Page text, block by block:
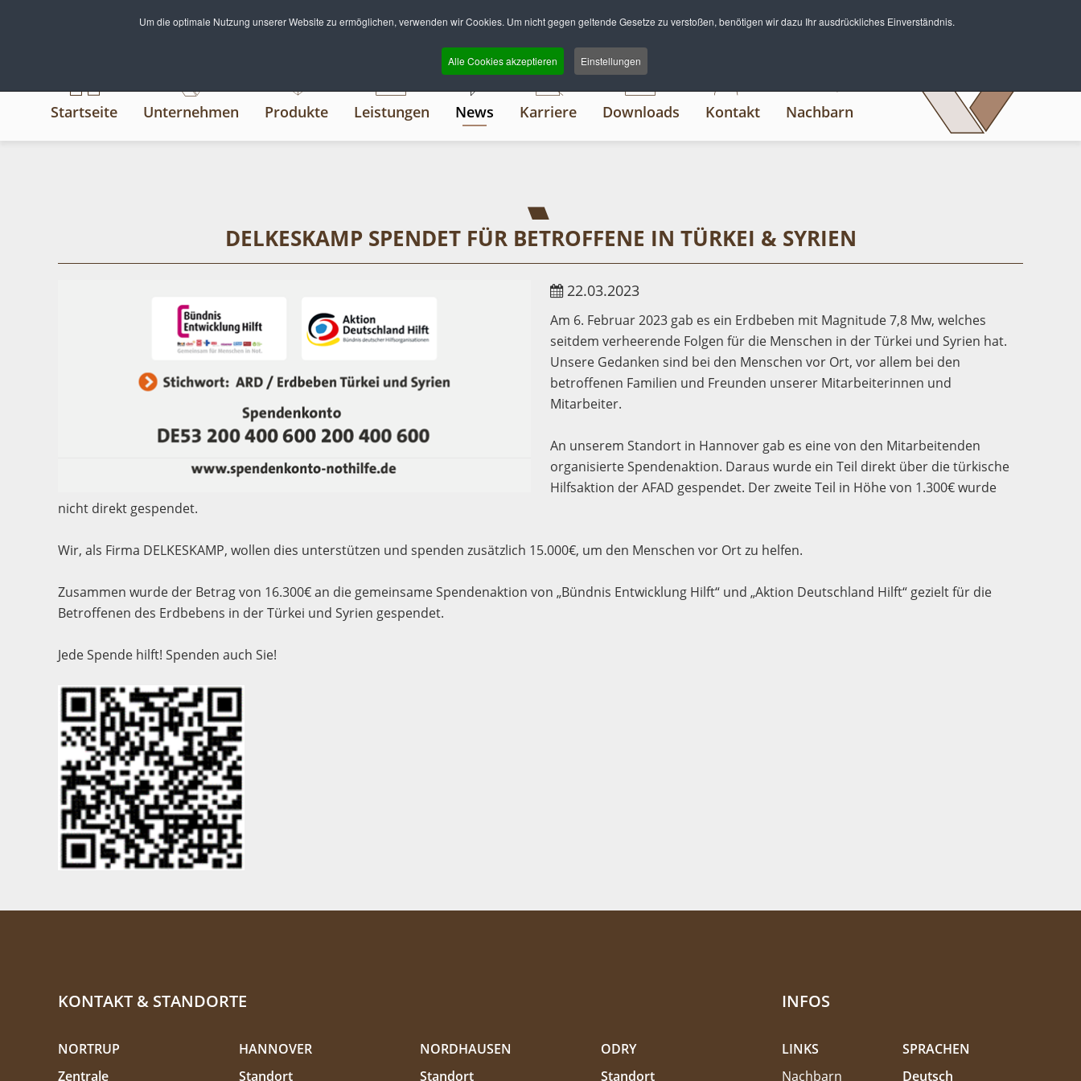
Um die optimale Nutzung unserer Website zu ermöglichen, verwenden wir Cookies. Um nicht gegen geltende Gesetze zu verstoßen, benötigen wir dazu Ihr ausdrückliches Einverständnis.
Alle Cookies akzeptieren Einstellungen
Deutsch English
Startseite Unternehmen Produkte Leistungen News Karriere Downloads Kontakt Nachbarn
DELKESKAMP SPENDET FÜR BETROFFENE IN TÜRKEI & SYRIEN
22.03.2023
Am 6. Februar 2023 gab es ein Erdbeben mit Magnitude 7,8 Mw, welches
seitdem verheerende Folgen für die Menschen in der Türkei und Syrien hat.
Unsere Gedanken sind bei den Menschen vor Ort, vor allem bei den
betroffenen Familien und Freunden unserer Mitarbeiterinnen und
Mitarbeiter.
An unserem Standort in Hannover gab es eine von den Mitarbeitenden
organisierte Spendenaktion. Daraus wurde ein Teil direkt über die türkische
Hilfsaktion der AFAD gespendet. Der zweite Teil in Höhe von 1.300€ wurde
nicht direkt gespendet.
Wir, als Firma DELKESKAMP, wollen dies unterstützen und spenden zusätzlich 15.000€, um den Menschen vor Ort zu helfen.
Zusammen wurde der Betrag von 16.300€ an die gemeinsame Spendenaktion von „Bündnis Entwicklung Hilft“ und „Aktion Deutschland Hilft“ gezielt für die
Betroffenen des Erdbebens in der Türkei und Syrien gespendet.
Jede Spende hilft! Spenden auch Sie!
KONTAKT & STANDORTE
NORTRUP
Zentrale
HANNOVER
Standort
NORDHAUSEN
Standort
ODRY
Standort
INFOS
LINKS
Nachbarn
SPRACHEN
Deutsch